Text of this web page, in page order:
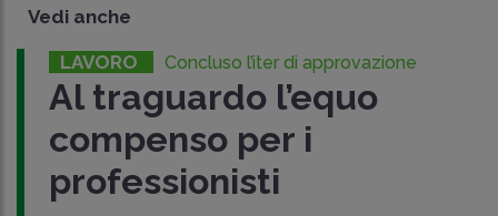
Vedi anche
LAVORO Concluso l’iter di approvazione
Al traguardo l’equo
compenso per i
professionisti